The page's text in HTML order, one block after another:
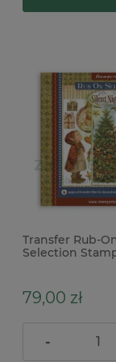
Transfer Rub-
Selection
79,00 zł
-